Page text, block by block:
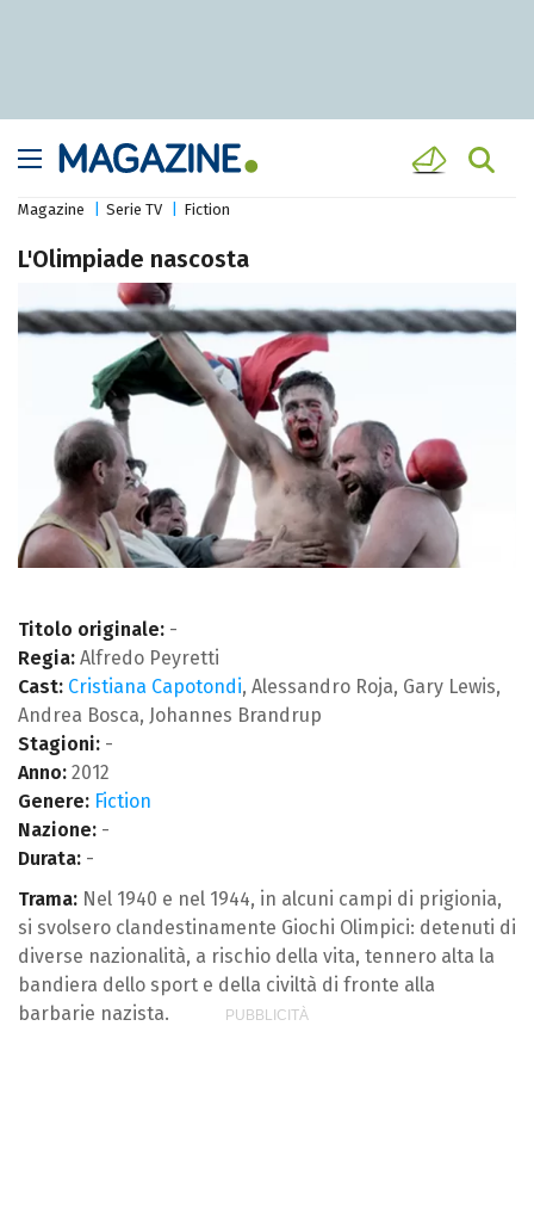
Magazine Serie TV Fiction
L'Olimpiade nascosta
Titolo originale: -
Regia: Alfredo Peyretti
Cast: Cristiana Capotondi, Alessandro Roja, Gary Lewis,
Andrea Bosca, Johannes Brandrup
Stagioni: -
Anno: 2012
Genere: Fiction
Nazione: -
Durata: -
Trama: Nel 1940 e nel 1944, in alcuni campi di prigionia,
si svolsero clandestinamente Giochi Olimpici: detenuti di
diverse nazionalità, a rischio della vita, tennero alta la
bandiera dello sport e della civiltà di fronte alla
barbarie nazista.